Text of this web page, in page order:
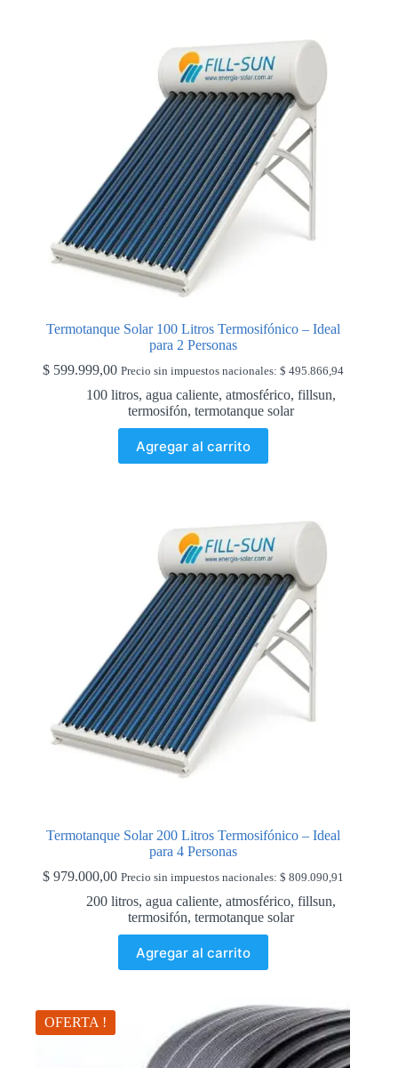
Termotanque Solar 100 Litros Termosifónico – Ideal
para 2 Personas
$599.999,00 Precio sin impuestos nacionales: $ 495.866,94
100 litros, agua caliente, atmosférico, fillsun,
termosifón, termotanque solar
Agregar al carrito
Termotanque Solar 200 Litros Termosifónico – Ideal
para 4 Personas
$979.000,00 Precio sin impuestos nacionales: $ 809.090,91
200 litros, agua caliente, atmosférico, fillsun,
termosifón, termotanque solar
Agregar al carrito
OFERTA !